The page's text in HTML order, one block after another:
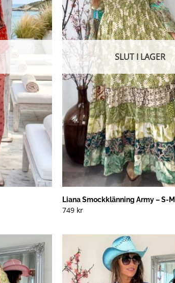
SLUT I LAGER
Liana Smockklänning Army – S-M
749 kr